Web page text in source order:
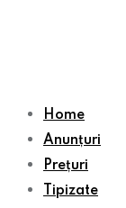
Home
Anunțuri
Prețuri
Tipizate